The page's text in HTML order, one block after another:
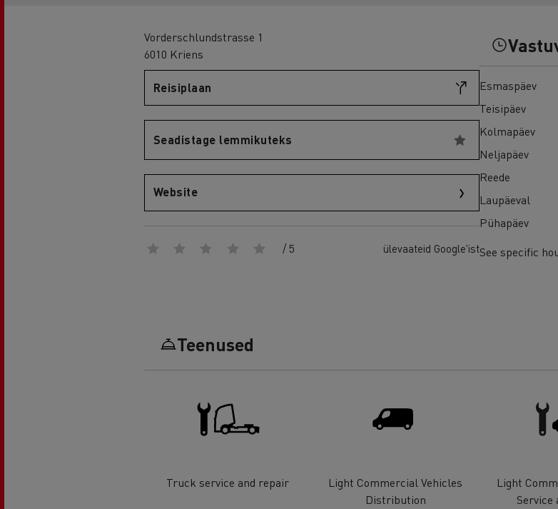
Renault Trucks D
Vorderschlundstrasse 1
6010 Kriens
Reisiplaan
Seadistage lemmikuteks
Website
/ 5 ülevaateid Google'ist
Esmaspäev
Teisipäev
Kolmapäev
Neljapäev
Reede
Laupäeval
Pühapäev
See specific
Teenused
Truck service and repair
Light Commercial Vehicles
Distribution
Light
Service